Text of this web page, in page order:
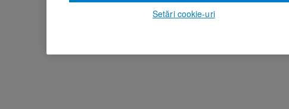
Setări cookie-uri